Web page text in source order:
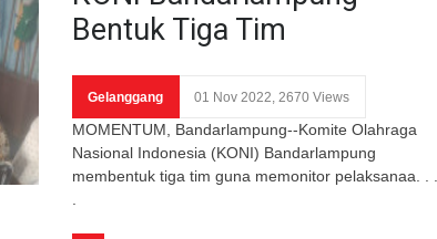
Bentuk Tiga Tim
Gelanggang 01 Nov 2022, 2670 Views
MOMENTUM, Bandarlampung--Komite Olahraga
Nasional Indonesia (KONI) Bandarlampung
membentuk tiga tim guna memonitor pelaksanaa. . .